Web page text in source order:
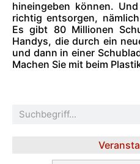
hineingeben können.
richtig entsorgen,
Es gibt 80 Millionen
Handys, die durch ein
und dann in einer
Machen Sie mit beim